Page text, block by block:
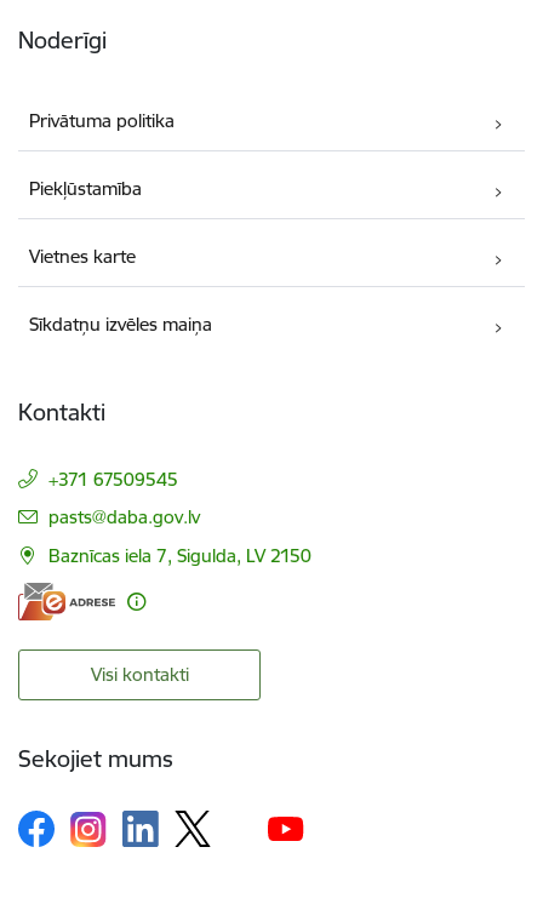
Noderīgi
Privātuma politika
Piekļūstamība
Vietnes karte
Sīkdatņu izvēles maiņa
Kontakti
+371 67509545
E-pasts:
pasts@daba.gov.lv
Baznīcas iela 7, Sigulda, LV 2150
Visi kontakti
Sekojiet mums